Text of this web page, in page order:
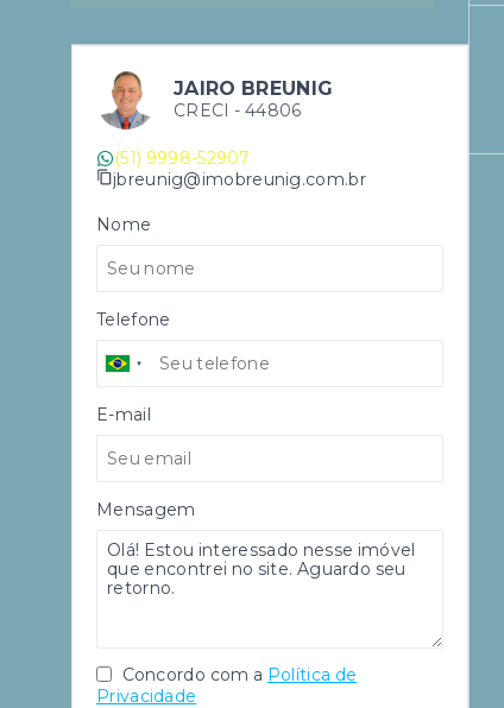
JAIRO BREUNIG
CRECI - 44806
(51) 9998-52907
jbreunig@imobreunig.com.br
Nome
Telefone
E-mail
Mensagem
Concordo com a Política de
Privacidade